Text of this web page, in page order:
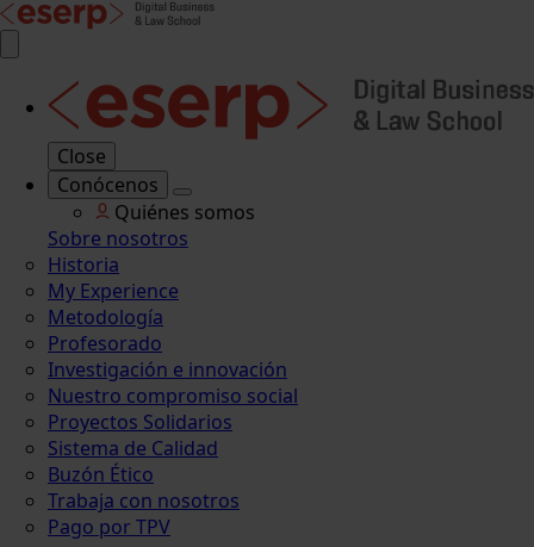
Close
Conócenos
Quiénes somos
Sobre nosotros
Historia
My Experience
Metodología
Profesorado
Investigación e innovación
Nuestro compromiso social
Proyectos Solidarios
Sistema de Calidad
Buzón Ético
Trabaja con nosotros
Pago por TPV